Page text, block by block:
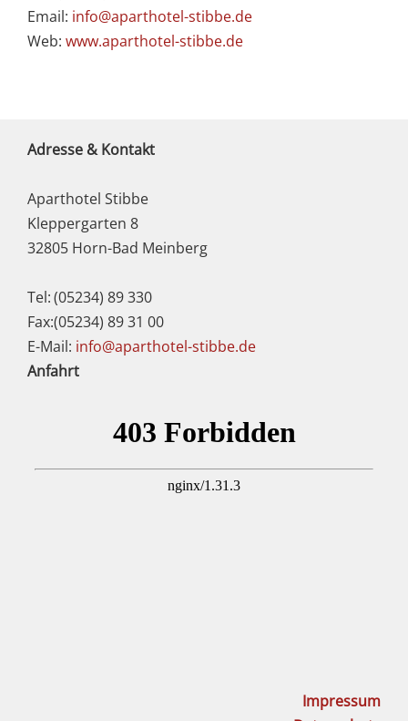
Email: info@aparthotel-stibbe.de
Web: www.aparthotel-stibbe.de
Adresse & Kontakt
Aparthotel Stibbe
Kleppergarten 8
32805 Horn-Bad Meinberg
Tel:(05234) 89 330
Fax:(05234) 89 31 00
E-Mail: info@aparthotel-stibbe.de
Anfahrt
Impressum